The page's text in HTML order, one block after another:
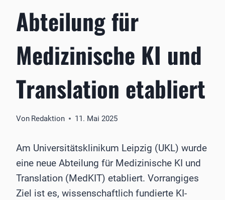
Abteilung für
Medizinische KI und
Translation etabliert
Von Redaktion 11. Mai 2025
Am Universitätsklinikum Leipzig (UKL) wurde
eine neue Abteilung für Medizinische KI und
Translation (MedKIT) etabliert. Vorrangiges
Ziel ist es, wissenschaftlich fundierte KI-